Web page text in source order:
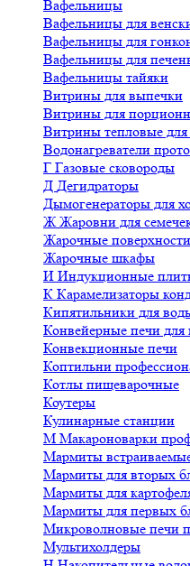
Вафельницы
Вафельницы для
Вафельницы для
Вафельницы для
Вафельницы тайяки
Витрины для выпечки
Витрины для
Витрины тепловые для
Водонагреватели
Г Газовые сковороды
Д Дегидраторы
Дымогенераторы для
ЖЖаровни для
Жарочные поверхности
Жарочные шкафы
И Индукционные
К Карамелизаторы
Кипятильники для
Конвейерные печи
Конвекционные печи
Коптильни
Котлы пищеварочные
Коутеры
Кулинарные станции
М Макароноварки
Мармиты
Мармиты для вторых
Мармиты для
Мармиты для первых
Микроволновые печи
Мультихолдеры